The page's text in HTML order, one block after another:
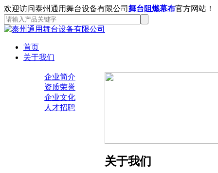
欢迎访问泰州通用舞台设备有限公司 舞台阻燃幕布官方网站！
首页
关于我们
企业简介
资质荣誉
企业文化
人才招聘
关于我们